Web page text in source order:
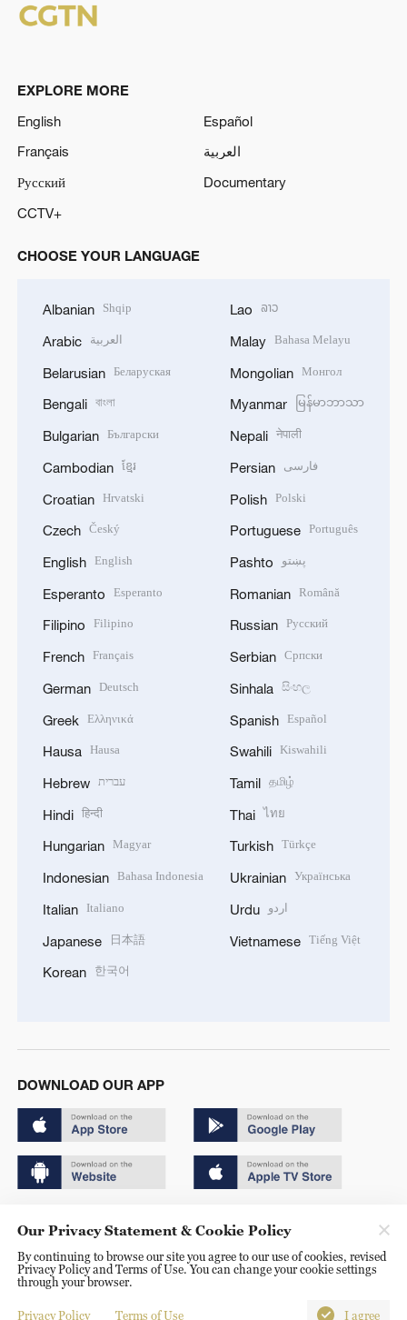
EXPLORE MORE
English
Español
Français
العربية
Русский
Documentary
CCTV+
CHOOSE YOUR LANGUAGE
Albanian Shqip
Arabic العربية
Belarusian Беларуская
Bengali বাংলা
Bulgarian Български
Cambodian ខ្មែរ
Croatian Hrvatski
Czech Český
English English
Esperanto Esperanto
Filipino Filipino
French Français
German Deutsch
Greek Ελληνικά
Hausa Hausa
Hebrew עברית
Hindi हिन्दी
Hungarian Magyar
Indonesian Bahasa Indonesia
Italian Italiano
Japanese 日本語
Korean 한국어
Lao ລາວ
Malay Bahasa Melayu
Mongolian Монгол
Myanmar မြန်မာဘာသာ
Nepali नेपाली
Persian فارسی
Polish Polski
Portuguese Português
Pashto پښتو
Romanian Română
Russian Русский
Serbian Српски
Sinhala සිංහල
Spanish Español
Swahili Kiswahili
Tamil தமிழ்
Thai ไทย
Turkish Türkçe
Ukrainian Українська
Urdu اردو
Vietnamese Tiếng Việt
DOWNLOAD OUR APP
京ICP备20000184号
京公网安备 11010502050052号
Disinformation report hotline: 010-85061466
Our Privacy Statement & Cookie Policy
By continuing to browse our site you agree to our use of cookies, revised
Privacy Policy and Terms of Use. You can change your cookie settings
through your browser.
Privacy Policy Terms of Use I agree